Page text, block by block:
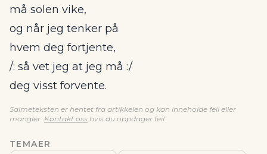
må solen vike,
og når jeg tenker på
hvem deg fortjente,
/: så vet jeg at jeg må :/
deg visst forvente.
Salmeteksten er hentet fra artikkelen og kan inneholde feil eller
mangler. Kontakt oss hvis du oppdager feil.
TEMAER